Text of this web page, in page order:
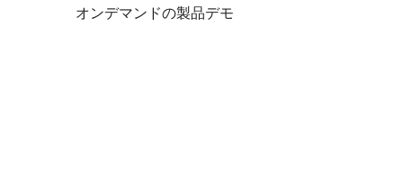
オンデマンドの製品デモ